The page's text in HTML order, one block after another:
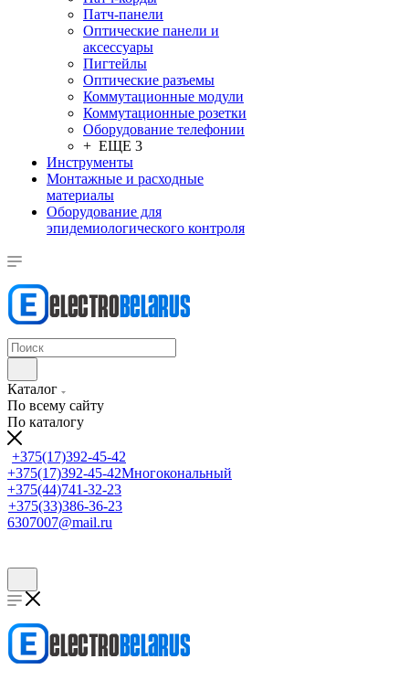
Патч-панели
Оптические панели и
аксессуары
Пигтейлы
Оптические разъемы
Коммутационные модули
Коммутационные розетки
Оборудование телефонии
+ ЕЩЕ 3
Инструменты
Монтажные и расходные
материалы
Оборудование для
эпидемиологического контроля
Каталог
По всему сайту
По каталогу
+375(17)392-45-42
+375(17)392-45-42Многокональный
+375(44)741-32-23
+375(33)386-36-23
6307007@mail.ru